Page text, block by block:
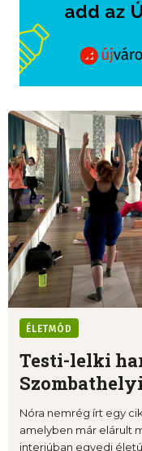
ÉLETMÓD
Testi-lelki
Nóra nemrég írt egy
amelyben már elárult
interjúban egyedi